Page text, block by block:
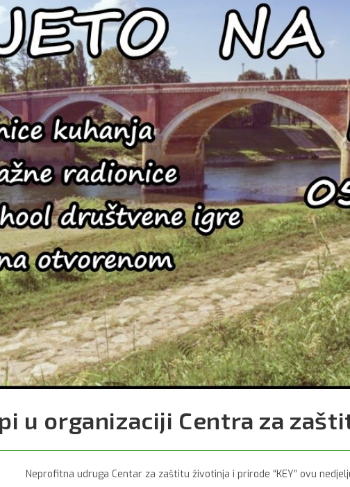
u organizaciji Centra za
Neprofitna udruga Centar za zaštitu životinja i prirode “KEY” ovu